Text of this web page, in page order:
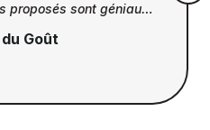
Goût
proposés sont géniaux,
offrir... Je recommande